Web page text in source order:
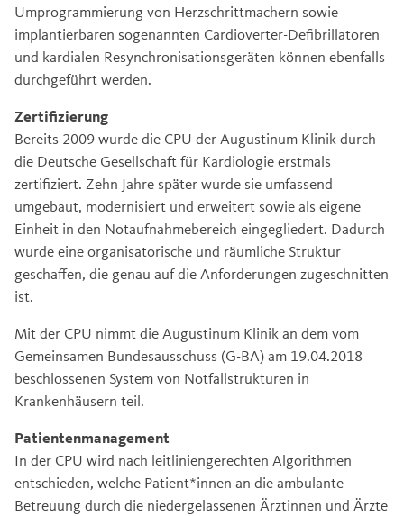
Umprogrammierung von Herzschrittmachern sowie
implantierbaren sogenannten Cardioverter-Defibrillatoren
und kardialen Resynchronisationsgeräten können ebenfalls
durchgeführt werden.
Zertifizierung
Bereits 2009 wurde die CPU der Augustinum Klinik durch
die Deutsche Gesellschaft für Kardiologie erstmals
zertifiziert. Zehn Jahre später wurde sie umfassend
umgebaut, modernisiert und erweitert sowie als eigene
Einheit in den Notaufnahmebereich eingegliedert. Dadurch
wurde eine organisatorische und räumliche Struktur
geschaffen, die genau auf die Anforderungen zugeschnitten
ist.
Mit der CPU nimmt die Augustinum Klinik an dem vom
Gemeinsamen Bundesausschuss (G-BA) am 19.04.2018
beschlossenen System von Notfallstrukturen in
Krankenhäusern teil.
Patientenmanagement
In der CPU wird nach leitliniengerechten Algorithmen
entschieden, welche Patient*innen an die ambulante
Betreuung durch die niedergelassenen Ärztinnen und Ärzte